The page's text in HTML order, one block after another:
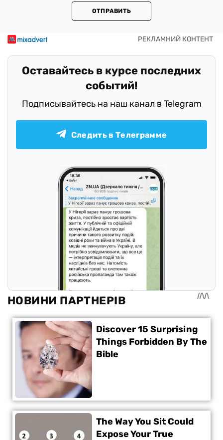
ОТПРАВИТЬ
Оставайтесь в курсе последних
событий!
Подписывайтесь на наш канал в Telegram
Следить в Телеграмме